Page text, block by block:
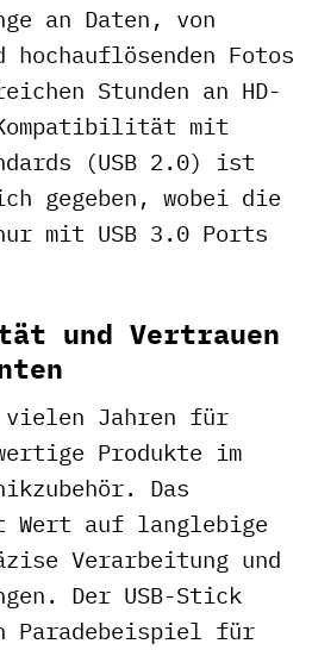
an Daten, von
hochauflösenden Fotos
Stunden an HD-
mit
(USB 2.0) ist
gegeben, wobei die
mit USB 3.0 Ports
und Vertrauen
vielen Jahren für
Produkte im
Das
Wert auf langlebige
Verarbeitung und
Der USB-Stick
Paradebeispiel für